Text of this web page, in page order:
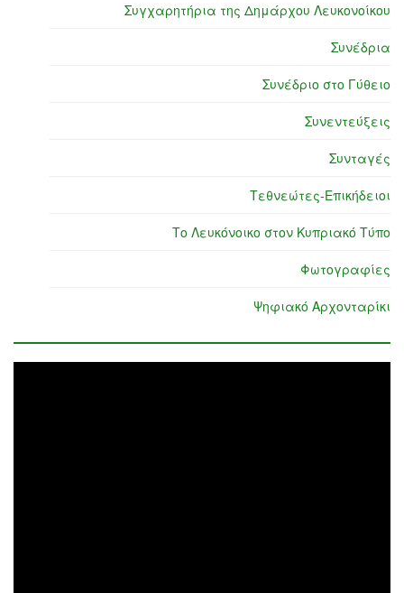
Συγχαρητήρια της Δημάρχου Λευκονοίκου
Συνέδρια
Συνέδριο στο Γύθειο
Συνεντεύξεις
Συνταγές
Τεθνεώτες-Επικήδειοι
Το Λευκόνοικο στον Κυπριακό Τύπο
Φωτογραφίες
Ψηφιακό Αρχονταρίκι